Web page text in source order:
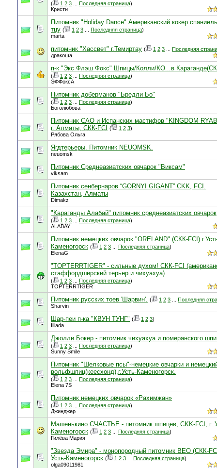
( 1 2 3 Последняя страница)
Кристи
Питомник "Holiday Dance" Американский кокер
тцу ( 1 2 3 Последняя страница)
marta
питомник "Хассвет" г.Темиртау ( 1 2 3
Последняя
дракоша
п-к "Экс Флэш Фокс" Шпицы/Колли/КО...в
( 1 2 3 Последняя страница)
ЭФФоксА
Питомник доберманов "Бредли Бо"
( 1 2 3 Последняя страница)
Боголюбова
Питомник САО и Испанских мастифов "KINGDOM
г. Алматы, СКК-FCI
( 1 2 3)
Рябова Ольга
Ягдтерьеры. Питомник NEUOMSK.
neuomsk
Питомник Среднеазиатских овчарок "Виксам"
viksam
Питомник сенбернаров “GORNYI GIGANT” CKK, FCI.
Казахстан, Алматы
Dimakz
"Караганды Алабай" питомник среднеазиатских овчарок
( 1 2 3 Последняя страница)
ALABAY
Питомник немецких овчарок "ORELAND" (СКК-FCI)
Каменогорск ( 1 2 3 Последняя страница)
ElenaG
"TOPTERRTIGER" - сильные духом! СКК-FCI
стаффордширский терьер и чихуахуа)
( 1 2 3 Последняя страница)
TOPTERRTIGER
Питомник русских тоев 'Шарвин'. ( 1 2 3
Последняя
Sharvin
Шар-пеи п-ка "КВУН ТУНГ" ( 1 2 3)
Illiada
Джолли Бокер - питомник чихуахуа и померанского
( 1 2 3 Последняя страница)
Sunny Smile
Питомник "Шелковые псы"-немецкие овчарки и
вольфшпиц(кеесхонд),г.Усть-Каменогорск.
( 1 2 3 Последняя страница)
Elena 7S
Питомник немецких овчарок «Рахимжан»
( 1 2 3 Последняя страница)
Джинджер
Машенькино СЧАСТЬЕ - питомник шпицев, CKK-FCI, г.
Каменогорск ( 1 2 3 Последняя страница)
Гилёва Мария
"Звезда Эмира" - монопородный питомник ВЕО (СКК-
Усть-Каменогорск ( 1 2 3 Последняя страница)
olga09011981